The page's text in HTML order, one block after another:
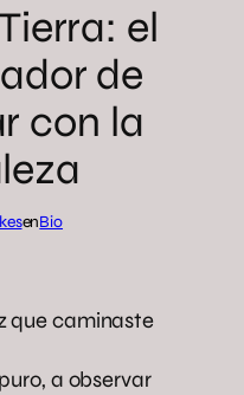
el
de
con la
enBio
que caminaste
a observar